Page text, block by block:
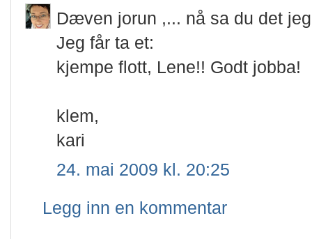
Dæven jorun ,... nå sa du det
Jeg får ta et:
kjempe flott, Lene!! Godt jobba!
klem,
kari
24. mai 2009 kl. 20:25
Legg inn en kommentar